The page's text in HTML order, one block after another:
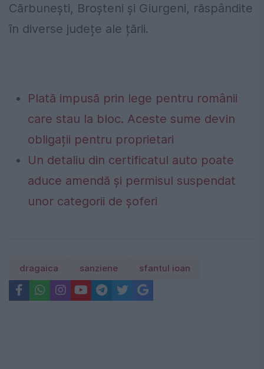
Cărbunești, Broșteni și Giurgeni, răspândite
în diverse județe ale țării.
Plată impusă prin lege pentru românii
care stau la bloc. Aceste sume devin
obligații pentru proprietari
Un detaliu din certificatul auto poate
aduce amendă și permisul suspendat
unor categorii de șoferi
dragaica sanziene sfantul ioan